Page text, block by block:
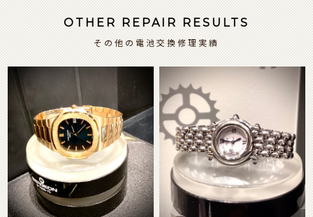
OTHER REPAIR RESULTS
その他の電池交換修理実績